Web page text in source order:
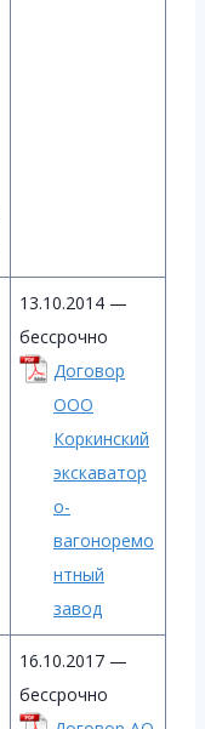
13.10.2014 —
бессрочно
Договор
ООО
Коркинский
экскаватор
о-
вагоноремо
нтный
завод
16.10.2017 —
бессрочно